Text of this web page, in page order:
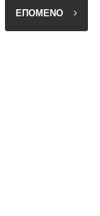
ΕΠΟΜΕΝΟ